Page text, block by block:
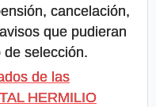
cancelación,
que pudieran
selección.
de las
HERMILIO